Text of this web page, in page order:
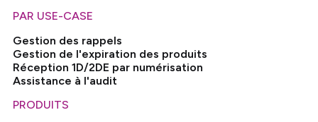
PAR USE-CASE
Gestion des rappels
Gestion de l'expiration des produits
Réception 1D/2DE par numérisation
Assistance à l'audit
PRODUITS